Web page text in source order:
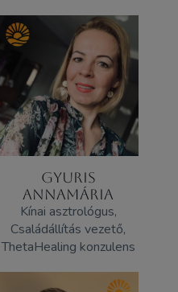
GYURIS
ANNAMÁRIA
Kínai asztrológus,
Családállítás vezető,
ThetaHealing konzulens